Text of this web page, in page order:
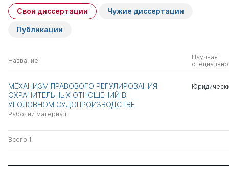
Свои диссертации Чужие диссертации
Публикации
Название
Научная
МЕХАНИЗМ ПРАВОВОГО РЕГУЛИРОВАНИЯ
ОХРАНИТЕЛЬНЫХ ОТНОШЕНИЙ В
УГОЛОВНОМ СУДОПРОИЗВОДСТВЕ
Рабочий материал
Всего 1